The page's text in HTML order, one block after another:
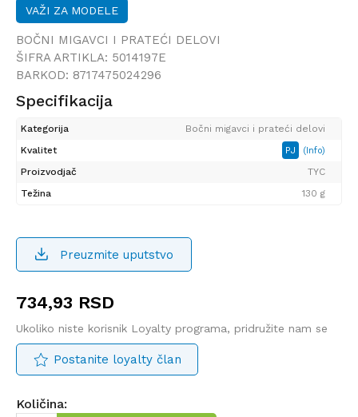
VAŽI ZA MODELE
BOČNI MIGAVCI I PRATEĆI DELOVI
ŠIFRA ARTIKLA: 5014197E
BARKOD: 8717475024296
Specifikacija
Kategorija
Bočni migavci i prateći delovi
Kvalitet
PJ (Info)
Proizvodjač
TYC
Težina
130 g
Preuzmite uputstvo
734,93 RSD
Ukoliko niste korisnik Loyalty programa, pridružite nam se
Postanite loyalty član
Količina: